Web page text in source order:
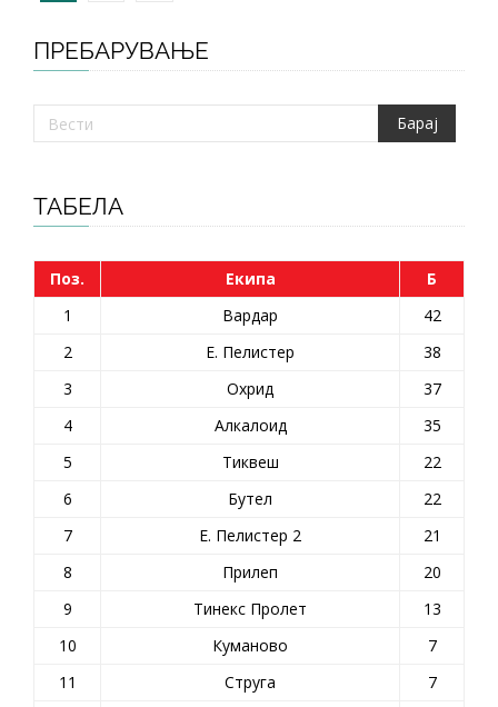
ПРЕБАРУВАЊЕ
ТАБЕЛА
Поз. Екипа
Б
1
Вардар
42
2
Е. Пелистер
38
3
Охрид
37
4
Алкалоид
35
5
Тиквеш
22
6
Бутел
22
7
Е. Пелистер 2
21
8
Прилеп
20
9
Тинекс Пролет
13
10
Куманово
7
11
Струга
7